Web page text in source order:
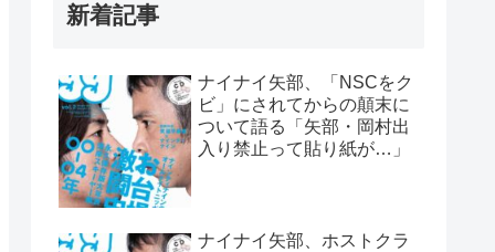
新着記事
ナイナイ矢部、「NSCをク
ビ」にされてからの顛末に
ついて語る「矢部・岡村出
入り禁止って貼り紙が…」
ナイナイ矢部、ホストクラ